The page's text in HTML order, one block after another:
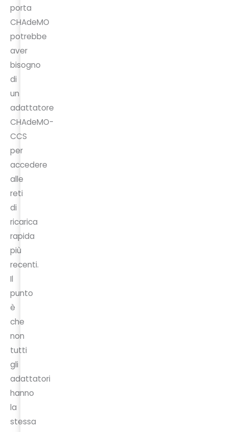
porta
CHAdeMO
potrebbe
aver
bisogno
di
un
adattatore
CHAdeMO-
CCS
per
accedere
alle
reti
di
ricarica
rapida
più
recenti.
Il
punto
è
che
non
tutti
gli
adattatori
hanno
la
stessa